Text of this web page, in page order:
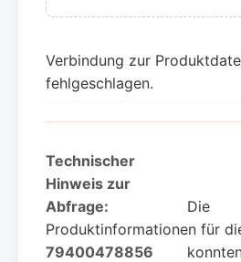
Verbindung zur
fehlgeschlagen.
Technischer
Hinweis zur
Abfrage:
Die
Produktinformationen für
79400478856